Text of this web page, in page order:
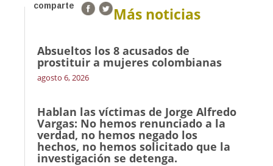
comparte Más noticias
Absueltos los 8 acusados de
prostituir a mujeres colombianas
agosto 6, 2026
Hablan las víctimas de Jorge Alfredo
Vargas: No hemos renunciado a la
verdad, no hemos negado los
hechos, no hemos solicitado que la
investigación se detenga.